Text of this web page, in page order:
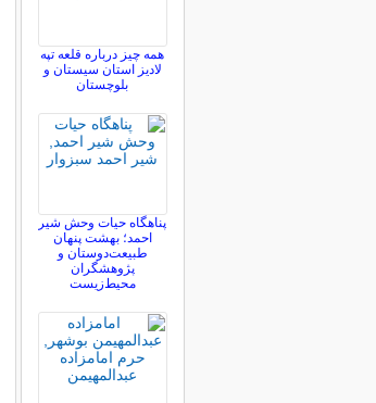
همه چیز درباره قلعه تپه
لادیز استان سیستان و
بلوچستان
پناهگاه حیات وحش شیر
احمد؛ بهشت پنهان
طبیعت‌دوستان و
پژوهشگران
محیط‌زیست